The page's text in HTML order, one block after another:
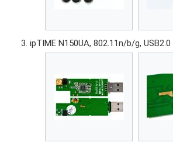
ipTIME N150UA, 802.11n/b/g, USB2.0